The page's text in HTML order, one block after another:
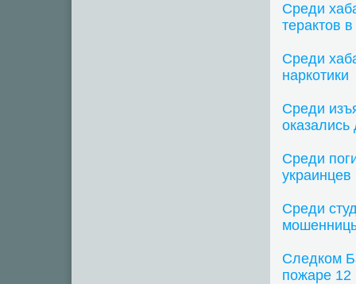
Среди
терактов
Среди
наркотики
Среди
Среди
украинцев
Среди
Следком
пожаре 12